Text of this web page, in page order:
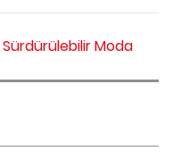
Sürdürülebilir Moda